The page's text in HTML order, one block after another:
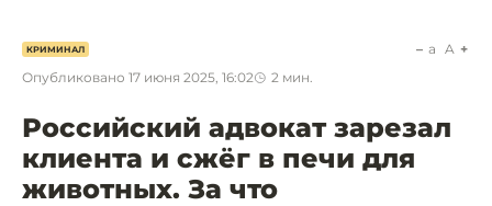
КРИМИНАЛ
Опубликовано 17 июня 2025, 16:02 2 мин.
a A
Российский адвокат зарезал
клиента и сжёг в печи для
животных. За что